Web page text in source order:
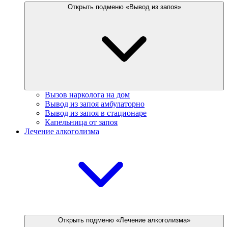
Открыть подменю «Вывод из запоя»
Вызов нарколога на дом
Вывод из запоя амбулаторно
Вывод из запоя в стационаре
Капельница от запоя
Лечение алкоголизма
Открыть подменю «Лечение алкоголизма»